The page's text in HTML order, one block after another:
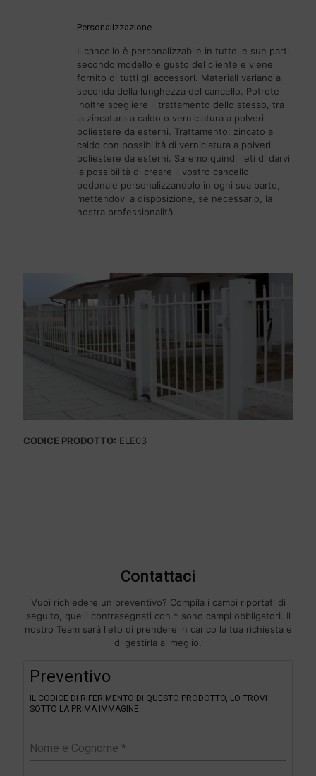
Personalizzazione
Il cancello è personalizzabile in tutte le sue parti
secondo modello e gusto del cliente e viene
fornito di tutti gli accessori. Materiali variano a
seconda della lunghezza del cancello. Potrete
inoltre scegliere il trattamento dello stesso, tra
la zincatura a caldo o verniciatura a polveri
poliestere da esterni. Trattamento: zincato a
caldo con possibilità di verniciatura a polveri
poliestere da esterni. Saremo quindi lieti di darvi
la possibilità di creare il vostro cancello
pedonale personalizzandolo in ogni sua parte,
mettendovi a disposizione, se necessario, la
nostra professionalità.
CODICE PRODOTTO: ELE03
Contattaci
Vuoi richiedere un preventivo? Compila i campi riportati di
seguito, quelli contrasegnati con * sono campi obbligatori. Il
nostro Team sarà lieto di prendere in carico la tua richiesta e
di gestirla al meglio.
Preventivo
IL CODICE DI RIFERIMENTO DI QUESTO PRODOTTO, LO TROVI
SOTTO LA PRIMA IMMAGINE.